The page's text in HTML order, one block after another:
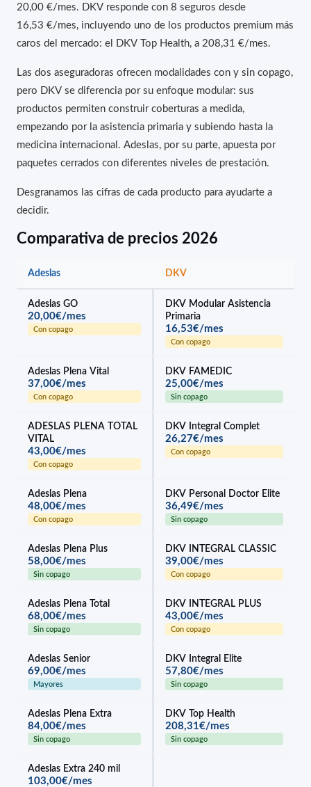
20,00 €/mes. DKV responde con 8 seguros desde
16,53 €/mes, incluyendo uno de los productos premium más
caros del mercado: el DKV Top Health, a 208,31 €/mes.
Las dos aseguradoras ofrecen modalidades con y sin copago,
pero DKV se diferencia por su enfoque modular: sus
productos permiten construir coberturas a medida,
empezando por la asistencia primaria y subiendo hasta la
medicina internacional. Adeslas, por su parte, apuesta por
paquetes cerrados con diferentes niveles de prestación.
Desgranamos las cifras de cada producto para ayudarte a
decidir.
Comparativa de precios 2026
Adeslas DKV
Adeslas GO
20,00€/mes
Con copago
DKV Modular Asistencia
Primaria
16,53€/mes
Con copago
Adeslas Plena Vital
37,00€/mes
Con copago
DKV FAMEDIC
25,00€/mes
Sin copago
ADESLAS PLENA TOTAL
VITAL
43,00€/mes
Con copago
DKV Integral Complet
26,27€/mes
Con copago
Adeslas Plena
48,00€/mes
Con copago
DKV Personal Doctor Elite
36,49€/mes
Sin copago
Adeslas Plena Plus
58,00€/mes
Sin copago
DKV INTEGRAL CLASSIC
39,00€/mes
Con copago
Adeslas Plena Total
68,00€/mes
Sin copago
DKV INTEGRAL PLUS
43,00€/mes
Con copago
Adeslas Senior
69,00€/mes
Mayores
DKV Integral Elite
57,80€/mes
Sin copago
Adeslas Plena Extra
84,00€/mes
Sin copago
DKV Top Health
208,31€/mes
Sin copago
Adeslas Extra 240 mil
103,00€/mes